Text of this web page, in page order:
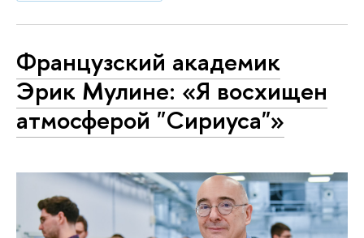
Французский академик
Эрик Мулине: «Я восхищен
атмосферой "Сириуса"»